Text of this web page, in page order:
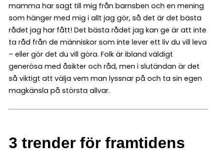
mamma har sagt till mig från barnsben och en mening
som hänger med mig i allt jag gör, så det är det bästa
rådet jag har fått! Det bästa rådet jag kan ge är att inte
ta råd från de människor som inte lever ett liv du vill leva
– eller gör det du vill göra. Folk är ibland väldigt
generösa med åsikter och råd, men i slutändan är det
så viktigt att välja vem man lyssnar på och ta sin egen
magkänsla på största allvar.
3 trender för framtidens